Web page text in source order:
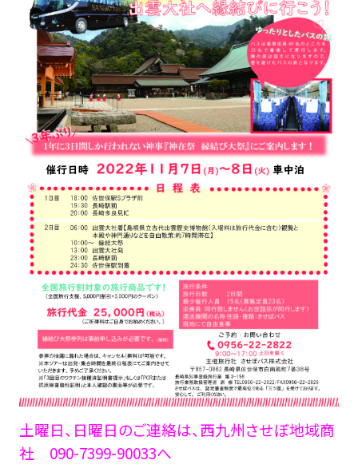
土曜日、日曜日のご連絡は、西九州させぼ地域商
社 090-7399-90033へ